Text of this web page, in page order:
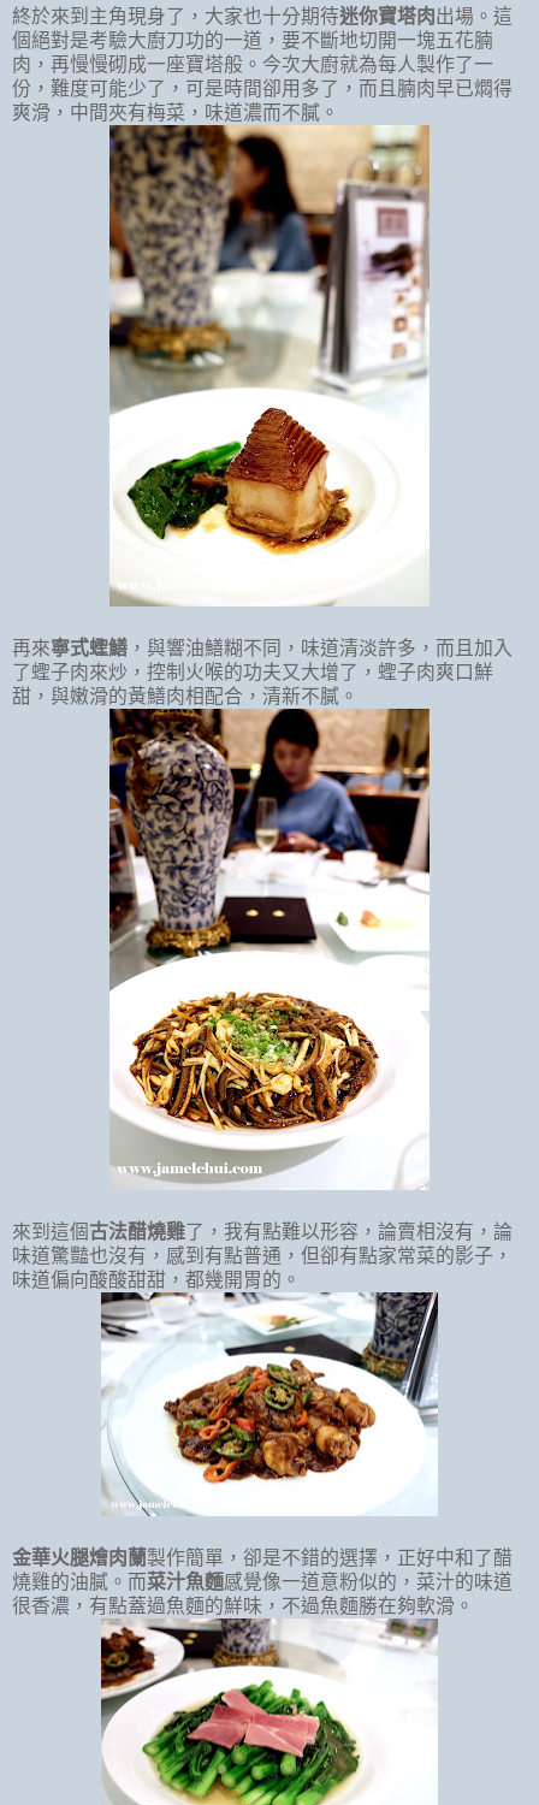
終於來到主角現身了，大家也十分期待迷你寶塔肉出場。這
個絕對是考驗大廚刀功的一道，要不斷地切開一塊五花腩
肉，再慢慢砌成一座寶塔般。今次大廚就為每人製作了一
份，難度可能少了，可是時間卻用多了，而且腩肉早已燜得
爽滑，中間夾有梅菜，味道濃而不膩。
再來寧式蟶鱔 ，與響油鱔糊不同，味道清淡許多，而且加入
了蟶子肉來炒，控制火喉的功夫又大增了，蟶子肉爽口鮮
甜，與嫩滑的黃鱔肉相配合，清新不膩。
來到這個 古法醋燒雞了，我有點難以形容，論賣相沒有，論
味道驚豔也沒有，感到有點普通，但卻有點家常菜的影子，
味道偏向酸酸甜甜，都幾開胃的。
金華火腿燴肉蘭製作簡單，卻是不錯的選擇，正好中和了醋
燒雞的油膩。而菜汁魚麵感覺像一道意粉似的，菜汁的味道
很香濃，有點蓋過魚麵的鮮味，不過魚麵勝在夠軟滑。